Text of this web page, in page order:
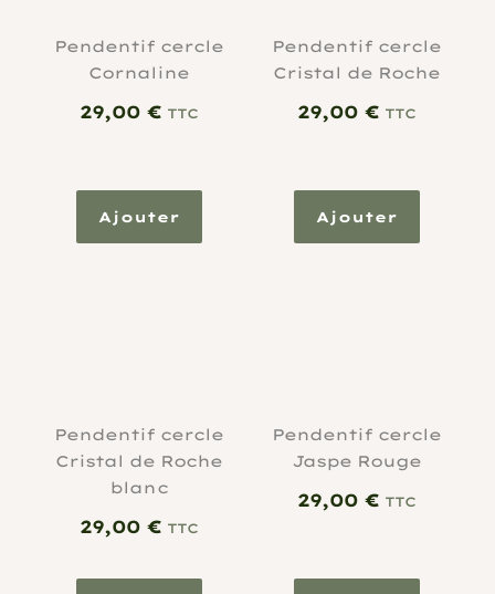
Pendentif cercle
Cornaline
29,00€ TTC
Ajouter
Pendentif cercle
Cristal de Roche
29,00€ TTC
Ajouter
Pendentif cercle
Cristal de Roche
blanc
29,00€ TTC
Pendentif cercle
Jaspe Rouge
29,00€ TTC